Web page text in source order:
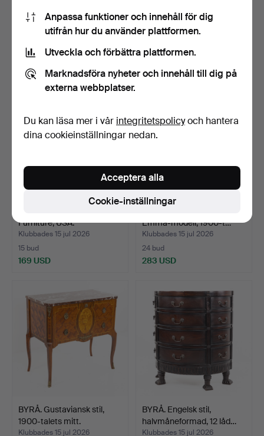
NILS & KAJSA
STRINNING. Vägghylla,
"String…
Klubbades 16 jul 2026
4 bud
BARSKÅP. Ek, barockstil,
Klubbades 15 jul 2026
32 bud
Furniture, USA.
Klubbades 15 jul 2026
15 bud
169 USD
Emma-modell, 1900-t…
Klubbades 15 jul 2026
24 bud
283 USD
BYRÅ. Gustaviansk stil,
1900-talets mitt.
Klubbades 15 jul 2026
BYRÅ. Engelsk stil,
halvmåneformad, 12 låd…
Klubbades 15 jul 2026
Anpassa funktioner och innehåll för dig
utifrån hur du använder plattformen.
Utveckla och förbättra plattformen.
Marknadsföra nyheter och innehåll till dig på
externa webbplatser.
Du kan läsa mer i vår integritetspolicyoch hantera
dina cookieinställningar nedan.
Cookie-inställningar
Acceptera alla